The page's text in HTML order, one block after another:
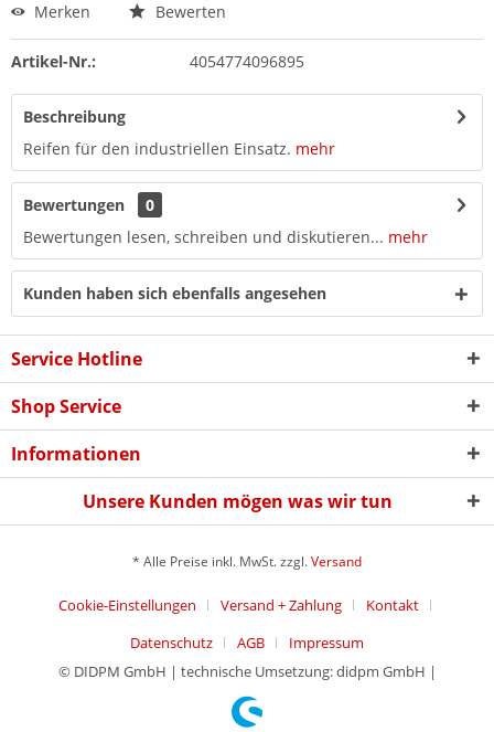
Merken Bewerten
Artikel-Nr.: 4054774096895
Beschreibung
Reifen für den industriellen Einsatz. mehr
Bewertungen
0
Bewertungen lesen, schreiben und diskutieren... mehr
Kunden haben sich ebenfalls angesehen
Service Hotline
Shop Service
Informationen
Unsere Kunden mögen was wir tun
* Alle Preise inkl. MwSt. zzgl.Versand
Cookie-Einstellungen Versand + Zahlung
Kontakt
Datenschutz
AGB
Impressum
© DIDPM GmbH | technische Umsetzung: didpm GmbH |